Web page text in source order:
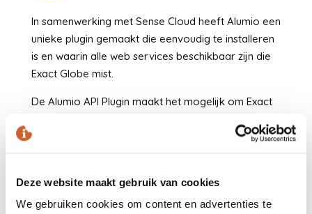
Deze website maakt gebruik van cookies
We gebruiken cookies om content en advertenties te
In samenwerking met Sense Cloud heeft Alumio een
unieke plugin gemaakt die eenvoudig te installeren
is en waarin alle web services beschikbaar zijn die
Exact Globe mist.
De Alumio API Plugin maakt het mogelijk om Exact
Marketing, CRM of PIM webapplicaties. Hieronder
treft u meer informatie aan inzake de plugin.
https://www.alumio.com/api-plugin/exact-globe